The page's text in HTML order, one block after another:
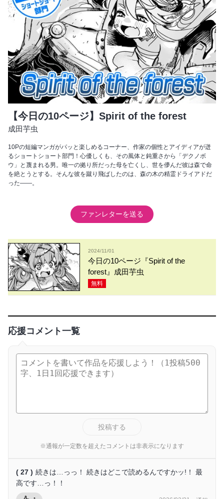
【今日の10ページ】Spirit of the forest
成田芋虫
10Pの短編マンガがパッと楽しめるコーナー、作家の個性とアイディアが迸
るショートショート部門！心優しくも、その風体と鈍重さから「デクノボ
ウ」と蔑まれる男。唯一の拠り所だった母を亡くし、世を儚んだ彼は森で命
を絶とうとする。そんな彼を蹴り飛ばしたのは、森の木の精霊ドライアドだ
った――。
ファンレターを送る
2024/11/01
今日の10ページ『Spirit of the
forest』成田芋虫
無料
応援コメント一覧
投稿する
※通報が一定数を超えたコメントは非表示になります
( 27 ) 続きは…っっ！ 続きはどこで読めるんですかッ!！ 最
高です…っ！！